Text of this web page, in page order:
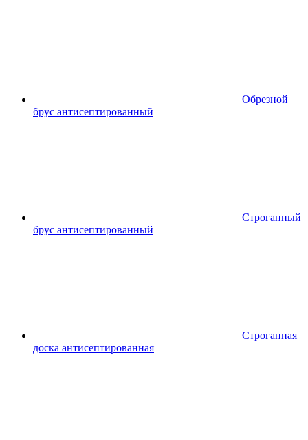
Обрезной
брус антисептированный
Строганный
брус антисептированный
Строганная
доска антисептированная